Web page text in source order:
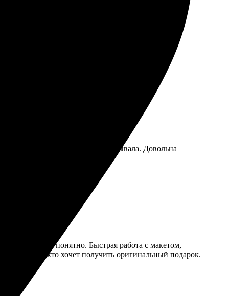
четкая. Рекомендую всем!
качественные, всё как заказывала. Довольна
все легко и понятно. Быстрая работа с макетом,
всем, кто хочет получить оригинальный подарок.